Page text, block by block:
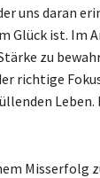
uns daran
Glück ist. Im
zu
richtige
Leben.
Misserfolg